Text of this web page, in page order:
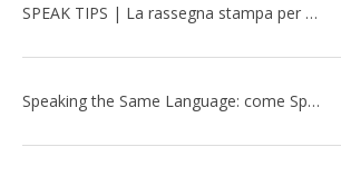
SPEAK TIPS | La rassegna stampa per migliorare l’inglese - febbraio 2026
Speaking the Same Language: come Speak aiuta a rafforzare i team attraverso il Team Building in inglese